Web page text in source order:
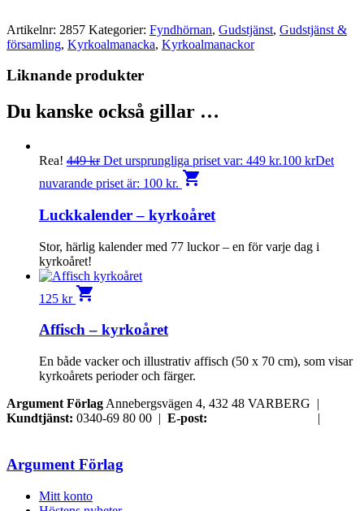
Artikelnr: 2857 Kategorier: Fyndhörnan, Gudstjänst, Gudstjänst &
församling, Kyrkoalmanacka, Kyrkoalmanackor
Liknande produkter
Du kanske också gillar …
Rea! 449kr Det ursprungliga priset var: 449 kr.100 krDet
nuvarande priset är: 100 kr. shopping_cart
Luckkalender – kyrkoåret
Stor, härlig kalender med 77 luckor – en för varje dag i
kyrkoåret!
125 kr shopping_cart
Affisch – kyrkoåret
En både vacker och illustrativ affisch (50 x 70 cm), som visar
kyrkoårets perioder och färger.
Argument Förlag Annebergsvägen 4, 432 48 VARBERG |
Kundtjänst: 0340-69 80 00 | E-post:
|
Argument Förlag
Mitt konto